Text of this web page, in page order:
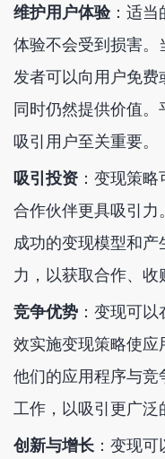
维护用户体验：适当
体验不会受到损害
发者可以向用户免费
同时仍然提供价值
吸引用户至关重要。
吸引投资 ：变现策
合作伙伴更具吸引力
成功的变现模型和
力，以获取合作、收
竞争优势 ：变现可
效实施变现策略使
他们的应用程序与
工作，以吸引更广泛
创新与增长 ：变现